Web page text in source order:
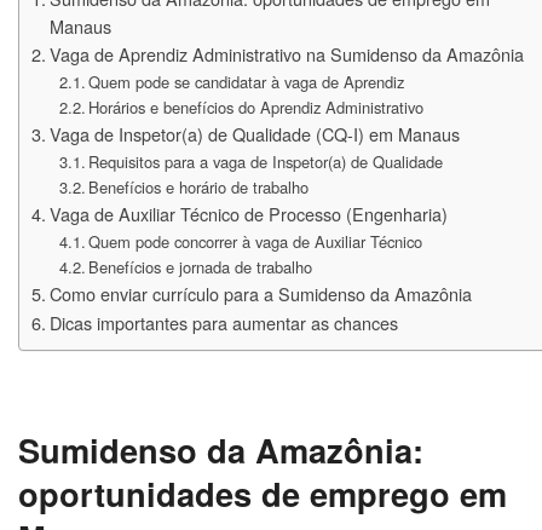
Manaus
Vaga de Aprendiz Administrativo na Sumidenso da Amazônia
Quem pode se candidatar à vaga de Aprendiz
Horários e benefícios do Aprendiz Administrativo
Vaga de Inspetor(a) de Qualidade (CQ-I) em Manaus
Requisitos para a vaga de Inspetor(a) de Qualidade
Benefícios e horário de trabalho
Vaga de Auxiliar Técnico de Processo (Engenharia)
Quem pode concorrer à vaga de Auxiliar Técnico
Benefícios e jornada de trabalho
Como enviar currículo para a Sumidenso da Amazônia
Dicas importantes para aumentar as chances
Sumidenso da Amazônia:
oportunidades de emprego em